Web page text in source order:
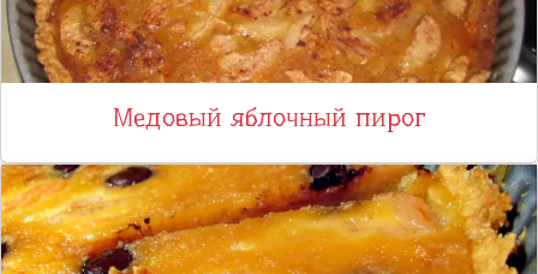
Медовый яблочный пирог